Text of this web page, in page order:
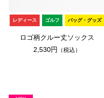
レディース ゴルフ バッグ・グッズ
ロゴ柄クルー丈ソックス
2,530円
（税込）